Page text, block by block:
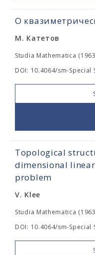
О
М. Катетов
Studia Mathematica
DOI: 10.4064/sm-Special
Topological
dimensional
problem
V. Klee
Studia Mathematica
DOI: 10.4064/sm-Special